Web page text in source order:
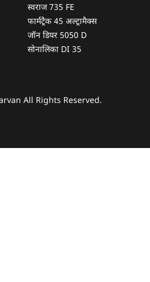
स्वराज 735 FE
फार्मट्रैक 45 अल्ट्रामैक्स
जॉन डियर 5050 D
सोनालिका DI 35
All Rights Reserved.